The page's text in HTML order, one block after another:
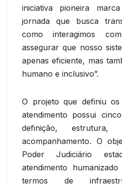
iniciativa pioneira
jornada que busca
como interagimos
assegurar que nosso
apenas eficiente, mas
humano e inclusivo”.
O projeto que definiu
atendimento possui
definição, estrutura,
acompanhamento. O
Poder Judiciário
atendimento
termos de